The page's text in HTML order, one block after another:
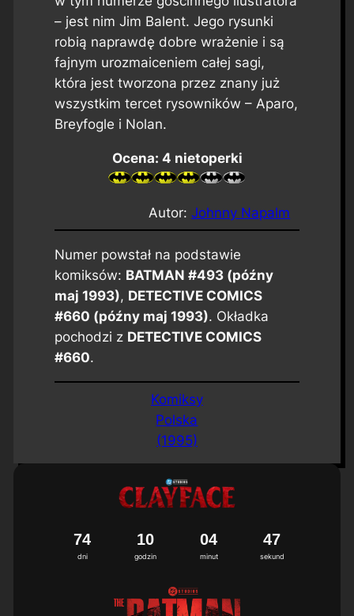
– jest nim Jim Balent. Jego rysunki
robią naprawdę dobre wrażenie i są
fajnym urozmaiceniem całej sagi,
która jest tworzona przez znany już
wszystkim tercet rysowników – Aparo,
Breyfogle i Nolan.
Ocena: 4 nietoperki
Autor:Johnny Napalm
Numer powstał na podstawie
komiksów: BATMAN #493 (późny
maj 1993), DETECTIVE COMICS
#660 (późny maj 1993). Okładka
pochodzi z DETECTIVE COMICS
#660.
Komiksy
Polska
(1995)
dni
74
godzin
10
minut
04
sekund
46
7